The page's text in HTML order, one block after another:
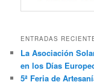
ENTRADAS
La Asociación
en los Días
5ª Feria de